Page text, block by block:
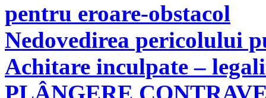
pentru eroare-obstacol
Nedovedirea pericolului
Achitare inculpate –
PLÂNGERE